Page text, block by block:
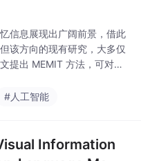
信息展现出广阔前景，借此
该方向的现有研究，大多仅
提出 MEMIT 方法，可对语
数）模型一次性更新数千
#人工智能
Information